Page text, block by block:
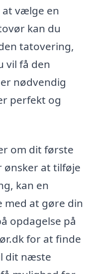
at vælge en
kan du
tatovering,
vil få den
nødvendig
perfekt og
om dit første
at tilføje
kan en
at gøre din
opdagelse på
for at finde
dit næste